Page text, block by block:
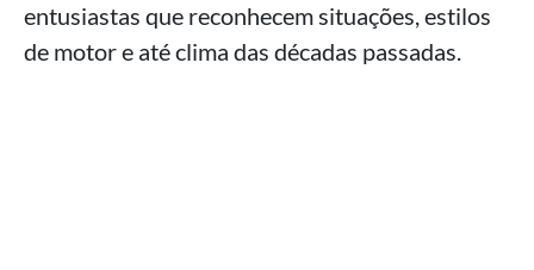
entusiastas que reconhecem situações, estilos
de motor e até clima das décadas passadas.